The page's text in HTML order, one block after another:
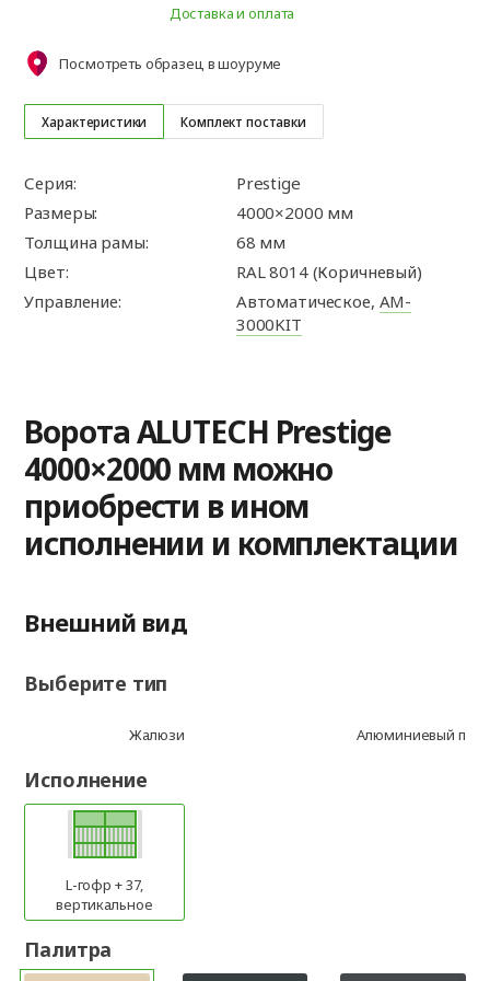
Характеристики Комплект поставки
Серия:
Prestige
Размеры:
4000×2000 мм
Толщина рамы:
68 мм
Цвет:
RAL 8014 (Коричневый)
Управление:
Автоматическое, AM-
3000KIT
Доставка и оплата
Посмотреть образец в шоуруме
Ворота ALUTECH Prestige
4000×2000 мм можно
приобрести в ином
исполнении и комплектации
Внешний вид
Выберите тип
Жалюзи Алюминиевый
Исполнение
L-гофр + 37,
вертикальное
Палитра